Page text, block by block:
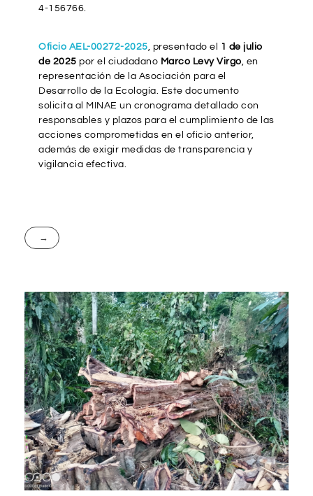
4-156766.
Oficio AEL-00272-2025, presentado el
1 de julio
de 2025 por el ciudadano Marco Levy Virgo, en
representación de la Asociación para el
Desarrollo de la Ecología. Este documento
solicita al MINAE un cronograma detallado con
responsables y plazos para el cumplimiento de las
acciones comprometidas en el oficio anterior,
además de exigir medidas de transparencia y
vigilancia efectiva.